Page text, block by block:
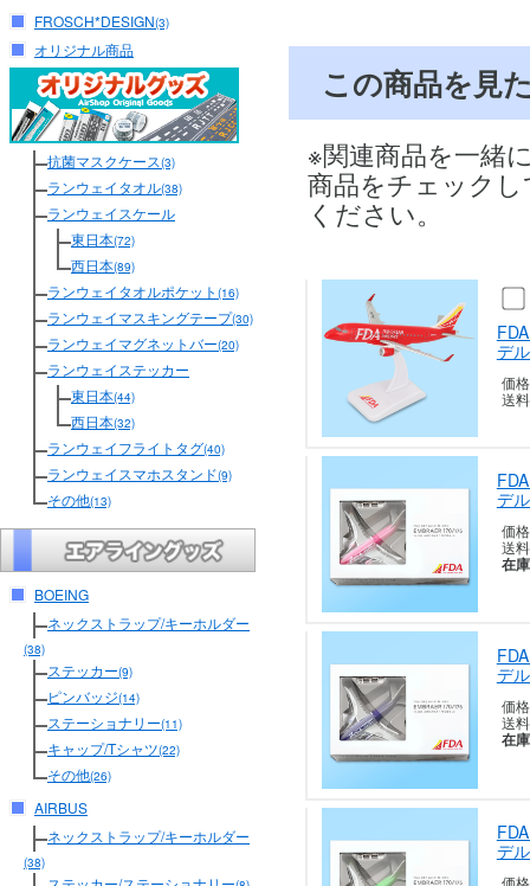
FROSCH*DESIGN(3)
オリジナル商品
抗菌マスクケース(3)
ランウェイタオル(38)
ランウェイスケール
東日本(72)
西日本(89)
ランウェイタオルポケット (16)
ランウェイマスキングテープ(30)
ランウェイマグネットバー(20)
ランウェイステッカー
東日本(44)
西日本(32)
ランウェイフライトタグ(40)
ランウェイスマホスタンド(9)
その他(13)
BOEING
ネックストラップ/キーホルダー
(38)
ステッカー(9)
ピンバッジ(14)
ステーショナリー(11)
キャップ/Tシャツ(22)
その他(26)
AIRBUS
ネックストラップ/キーホルダー
(38)
この商品を見
※関連商品を一緒
商品をチェック
ください。
デ
価
送
デ
価
送
在
デ
価
送
在
デ
価